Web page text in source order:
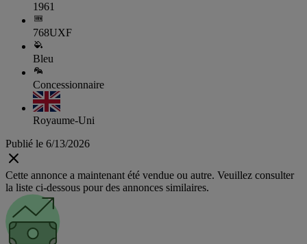
1961
768UXF
Bleu
Concessionnaire
Royaume-Uni
Publié le 6/13/2026
Cette annonce a maintenant été vendue ou autre. Veuillez consulter
la liste ci-dessous pour des annonces similaires.